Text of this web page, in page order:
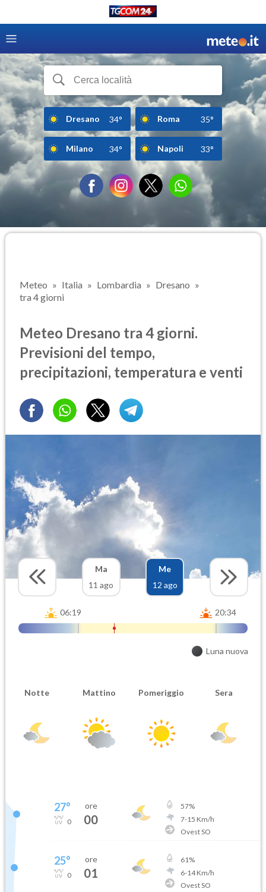
Dresano 34° Roma 35°
Milano 34° Napoli 33°
Meteo Italia Lombardia
Dresano
tra 4 giorni
Meteo Dresano tra 4 giorni.
Previsioni del tempo,
precipitazioni, temperatura e venti
Ma
11 ago
Me
12 ago
06:19 20:34
Luna nuova
Notte Mattino Pomeriggio Sera
27°
0
ore
00
57%
7-15 Km/h
Ovest SO
25°
0
ore
01
61%
6-14Km/h
Ovest SO